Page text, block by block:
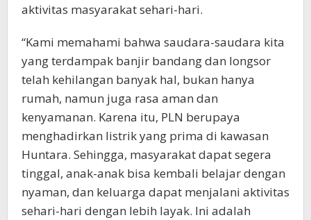
aktivitas masyarakat sehari-hari.
“Kami memahami bahwa saudara-saudara kita
yang terdampak banjir bandang dan longsor
telah kehilangan banyak hal, bukan hanya
rumah, namun juga rasa aman dan
kenyamanan. Karena itu, PLN berupaya
menghadirkan listrik yang prima di kawasan
Huntara. Sehingga, masyarakat dapat segera
tinggal, anak-anak bisa kembali belajar dengan
nyaman, dan keluarga dapat menjalani aktivitas
sehari-hari dengan lebih layak. Ini adalah